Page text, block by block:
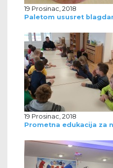
19 Prosinac, 2018
Paletom ususret
19 Prosinac, 2018
Prometna edukacija za